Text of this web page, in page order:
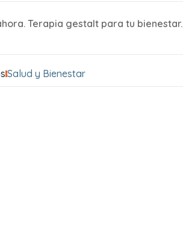
Terapia gestalt para tu
Salud y Bienestar